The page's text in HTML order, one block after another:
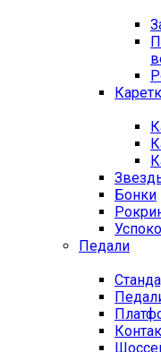
Бонки
Педали